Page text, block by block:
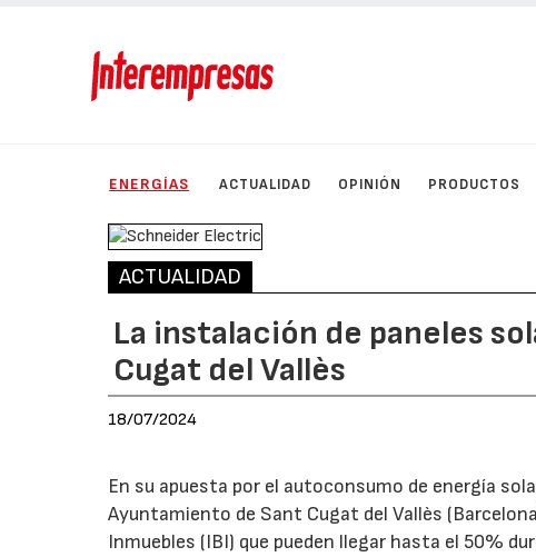
ENERGÍAS ACTUALIDAD OPINIÓN PRODUCTOS
ACTUALIDAD
La instalación de paneles
Cugat del Vallès
18/07/2024
En su apuesta por el autoconsumo de energía
Ayuntamiento de Sant Cugat del Vallès
Inmuebles (IBI) que pueden llegar hasta el 50%